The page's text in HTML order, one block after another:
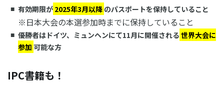
有効期限が 2025年3月以降 のパスポートを保持していること
※日本大会の本選参加時までに保持していること
優勝者はドイツ、ミュンヘンにて11月に開催される 世界大会に
参加 可能な方
IPC書籍も！